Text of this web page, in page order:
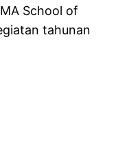
School of
tahunan